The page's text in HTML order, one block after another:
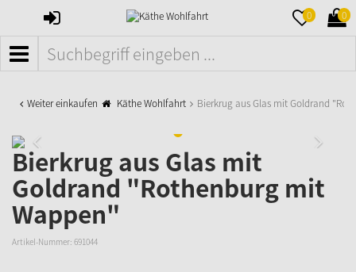
ANMELDEN 0 0
MENÜ
Weiter einkaufen Käthe Wohlfahrt Bierkrug aus Glas mit Goldrand
Bierkrug aus Glas mit
Goldrand "Rothenburg mit
Wappen"
Artikel-Nummer: 691044